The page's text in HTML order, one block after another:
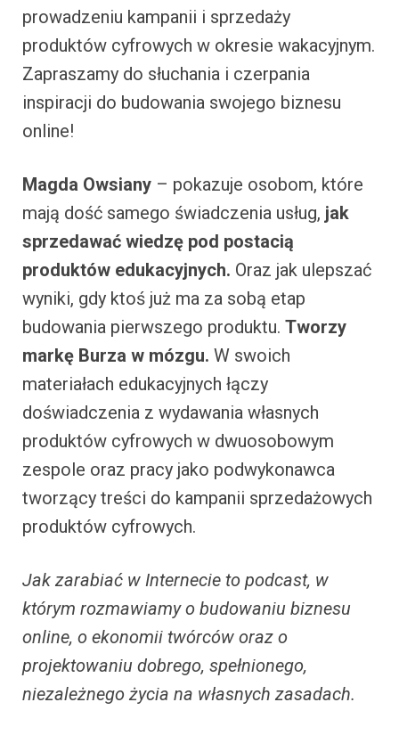
prowadzeniu kampanii i sprzedaży
produktów cyfrowych w okresie wakacyjnym.
Zapraszamy do słuchania i czerpania
inspiracji do budowania swojego biznesu
online!
Magda Owsiany – pokazuje osobom, które
mają dość samego świadczenia usług, jak
sprzedawać wiedzę pod postacią
produktów edukacyjnych. Oraz jak ulepszać
wyniki, gdy ktoś już ma za sobą etap
budowania pierwszego produktu. Tworzy
markę Burza w mózgu. W swoich
materiałach edukacyjnych łączy
doświadczenia z wydawania własnych
produktów cyfrowych w dwuosobowym
zespole oraz pracy jako podwykonawca
tworzący treści do kampanii sprzedażowych
produktów cyfrowych.
Jak zarabiać w Internecie to podcast, w
którym rozmawiamy o budowaniu biznesu
online, o ekonomii twórców oraz o
projektowaniu dobrego, spełnionego,
niezależnego życia na własnych zasadach.